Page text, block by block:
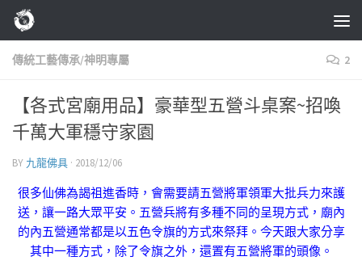
Skip to content
傳統工藝傳承/神明專屬 2
【各式宮廟用品】豪華型五營斗桌案~招喚
千萬大軍穩守家園
BY 九龍佛具 · 2018/12/06
很多仙佛為謁祖進香時，會需要請五營將軍領軍大批兵力來護
送，讓一路大眾平安。五營兵將有多種不同的呈現方式，廟內
的內五營通常都是以五色令旗的方式來祭拜。今天跟大家分享
其中一種方式，除了令旗之外，還置有五營將軍的頭像。